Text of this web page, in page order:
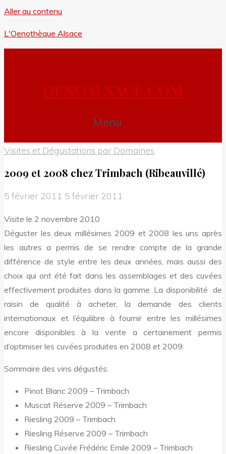
Aller au contenu
L'Oenothèque Alsace
OENOALSACE.COM
Menu
Visites et Dégustations par Domaines
2009 et 2008 chez Trimbach (Ribeauvillé)
5 février 2011 5 février 2011
Visite le 2 novembre 2010
Déguster les deux millésimes 2009 et 2008 les uns après
les autres a permis de se rendre compte de la grande
différence de style entre les deux années, mais aussi des
choix qui ont été fait dans les assemblages et des cuvées
effectivement produites dans la gamme. La disponibilité de
raisin de qualité à acheter, la demande des clients
internationaux et l’équilibre à fournir entre les millésimes
encore disponibles à la vente a certainement permis
d’optimiser les cuvées produites en 2008 et 2009.
Sommaire des vins dégustés:
Pinot Blanc 2009 – Trimbach
Muscat Réserve 2009 – Trimbach
Riesling 2009 – Trimbach
Riesling Réserve 2009 – Trimbach
Riesling Cuvée Frédéric Emile 2009 – Trimbach